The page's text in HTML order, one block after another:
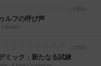
ルフの呼び声
Cthulhu
ミック：新たなる試練